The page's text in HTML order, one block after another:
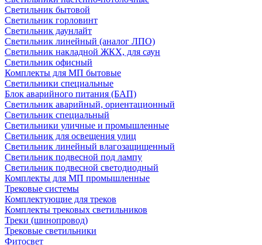
Светильник бытовой
Светильник горловинт
Светильник даунлайт
Светильник линейный (аналог ЛПО)
Светильник накладной ЖКХ, для саун
Светильник офисный
Комплекты для МП бытовые
Светильники специальные
Блок аварийного питания (БАП)
Светильник аварийный, ориентационный
Светильник специальный
Светильники уличные и промышленные
Светильник для освещения улиц
Светильник линейный влагозащищенный
Светильник подвесной под лампу
Светильник подвесной светодиодный
Комплекты для МП промышленные
Трековые системы
Комплектующие для треков
Комплекты трековых светильников
Треки (шинопровод)
Трековые светильники
Фитосвет